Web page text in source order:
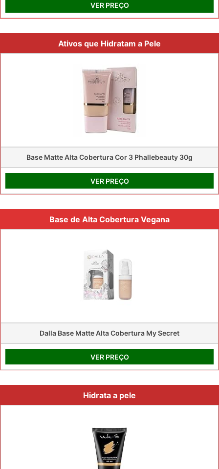
VER PREÇO
Ativos que Hidratam a Pele
Base Matte Alta Cobertura Cor 3 Phallebeauty 30g
VER PREÇO
Base de Alta Cobertura Vegana
Dalla Base Matte Alta Cobertura My Secret
VER PREÇO
Hidrata a pele